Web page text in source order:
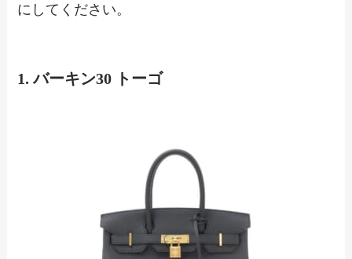
にしてください。
1. バーキン30 トーゴ